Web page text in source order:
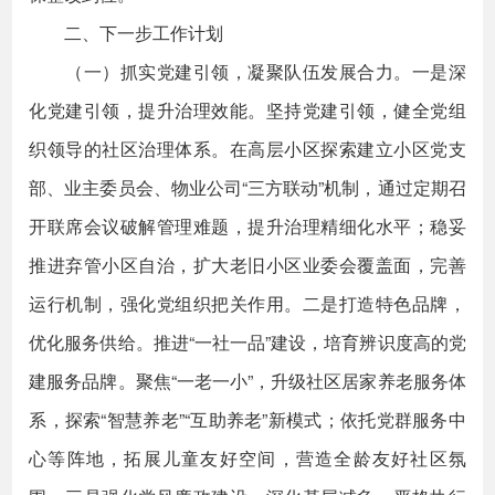
二、下一步工作计划
（一）抓实党建引领，凝聚队伍发展合力。一是深
化党建引领，提升治理效能。坚持党建引领，健全党组
织领导的社区治理体系。在高层小区探索建立小区党支
部、业主委员会、物业公司“三方联动”机制，通过定期召
开联席会议破解管理难题，提升治理精细化水平；稳妥
推进弃管小区自治，扩大老旧小区业委会覆盖面，完善
运行机制，强化党组织把关作用。二是打造特色品牌，
优化服务供给。推进“一社一品”建设，培育辨识度高的党
建服务品牌。聚焦“一老一小”，升级社区居家养老服务体
系，探索“智慧养老”“互助养老”新模式；依托党群服务中
心等阵地，拓展儿童友好空间，营造全龄友好社区氛